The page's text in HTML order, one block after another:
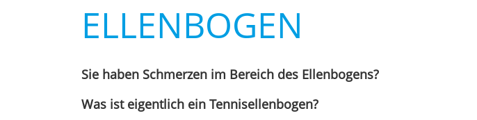
ELLENBOGEN
Sie haben Schmerzen im Bereich des Ellenbogens?
Was ist eigentlich ein Tennisellenbogen?